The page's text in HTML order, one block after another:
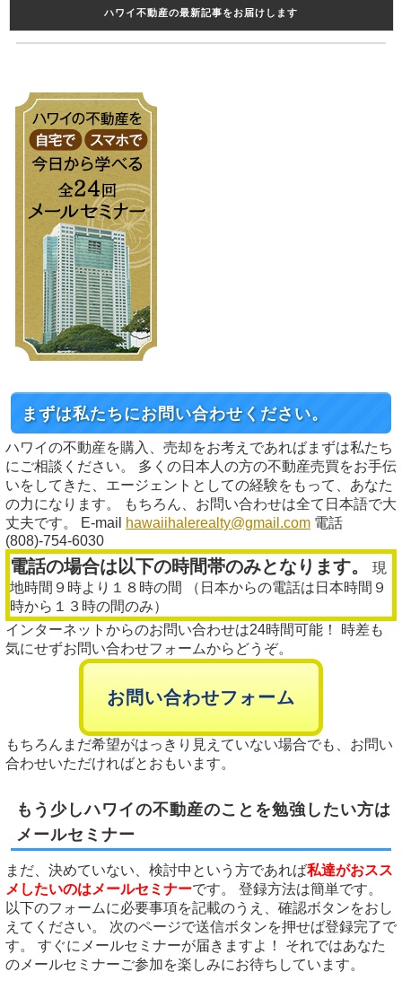
ハワイ不動産の最新記事をお届けします
まずは私たちにお問い合わせください。
ハワイの不動産を購入、売却をお考えであればまずは私たち
にご相談ください。 多くの日本人の方の不動産売買をお手伝
いをしてきた、エージェントとしての経験をもって、あなた
の力になります。 もちろん、お問い合わせは全て日本語で大
丈夫です。 E-mail
hawaiihalerealty@gmail.com 電話
(808)-754-6030
電話の場合は以下の時間帯のみとなります。
現
地時間９時より１８時の間 （日本からの電話は日本時間９
時から１３時の間のみ）
インターネットからのお問い合わせは24時間可能！ 時差も
気にせずお問い合わせフォームからどうぞ。
お問い合わせフォーム
もちろんまだ希望がはっきり見えていない場合でも、お問い
合わせいただければとおもいます。
もう少しハワイの不動産のことを勉強したい方は
メールセミナー
まだ、決めていない、検討中という方であれば私達がおスス
メしたいのはメールセミナーです。 登録方法は簡単です。
以下のフォームに必要事項を記載のうえ、確認ボタンをおし
えてください。 次のページで送信ボタンを押せば登録完了で
す。 すぐにメールセミナーが届きますよ！ それではあなた
のメールセミナーご参加を楽しみにお待ちしています。